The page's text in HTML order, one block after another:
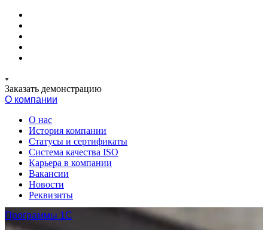
Заказать демонстрацию
О компании
О нас
История компании
Статусы и сертификаты
Система качества ISO
Карьера в компании
Вакансии
Новости
Реквизиты
Программы 1С